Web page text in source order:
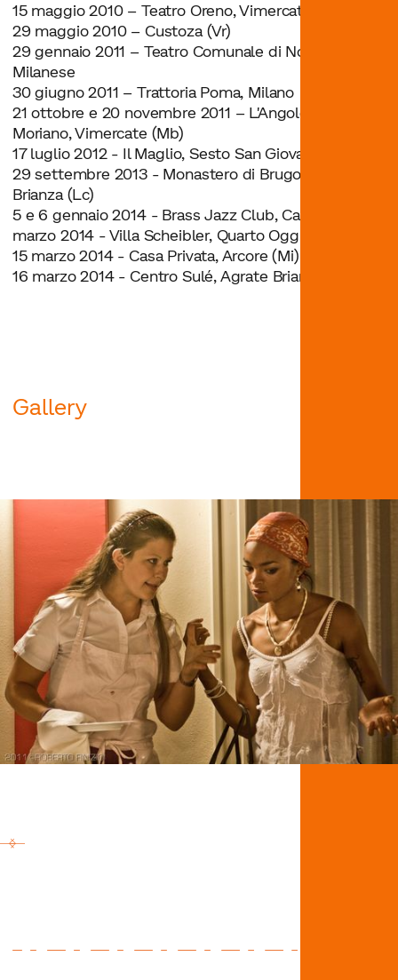
15 maggio 2010 – Teatro Oreno, Vimercate (Mb)
29 maggio 2010 – Custoza (Vr)
29 gennaio 2011 – Teatro Comunale di Novate
Milanese
30 giugno 2011 – Trattoria Poma, Milano
21 ottobre e 20 novembre 2011 – L'Angolo del
Moriano, Vimercate (Mb)
17 luglio 2012 - Il Maglio, Sesto San Giovanni (Mi)
29 settembre 2013 - Monastero di Brugora, Besana
Brianza (Lc)
5 e 6 gennaio 2014 - Brass Jazz Club, Catania8
marzo 2014 - Villa Scheibler, Quarto Oggiaro (Mi)
15 marzo 2014 - Casa Privata, Arcore (Mi)
16 marzo 2014 - Centro Sulé, Agrate Brianza (Mi)
Gallery